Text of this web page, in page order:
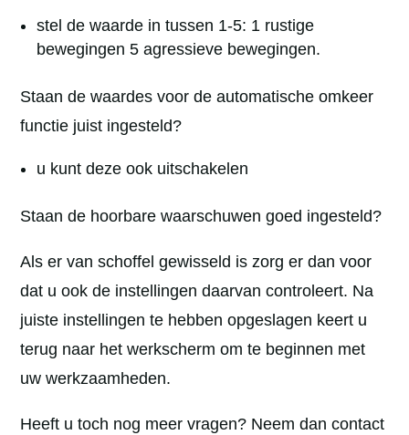
stel de waarde in tussen 1-5: 1 rustige
bewegingen 5 agressieve bewegingen.
Staan de waardes voor de automatische omkeer
functie juist ingesteld?
u kunt deze ook uitschakelen
Staan de hoorbare waarschuwen goed ingesteld?
Als er van schoffel gewisseld is zorg er dan voor
dat u ook de instellingen daarvan controleert. Na
juiste instellingen te hebben opgeslagen keert u
terug naar het werkscherm om te beginnen met
uw werkzaamheden.
Heeft u toch nog meer vragen? Neem dan contact